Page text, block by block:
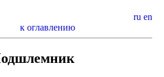
ru en
к оглавлению